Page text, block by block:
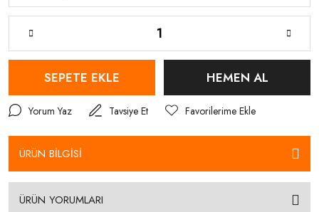
SEPETE EKLE HEMEN AL
Yorum Yaz Tavsiye Et
ÜRÜN BİLGİSİ
ÜRÜN YORUMLARI